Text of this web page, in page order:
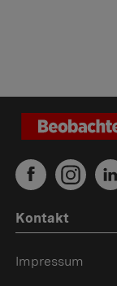
Kontakt
Impressum